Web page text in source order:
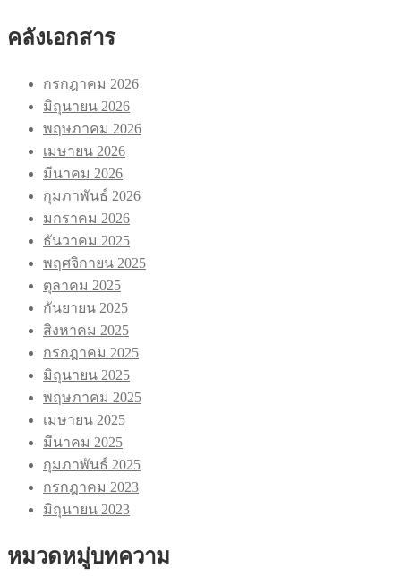
คลังเอกสาร
กรกฎาคม 2026
มิถุนายน 2026
พฤษภาคม 2026
เมษายน 2026
มีนาคม 2026
กุมภาพันธ์ 2026
มกราคม 2026
ธันวาคม 2025
พฤศจิกายน 2025
ตุลาคม 2025
กันยายน 2025
สิงหาคม 2025
กรกฎาคม 2025
มิถุนายน 2025
พฤษภาคม 2025
เมษายน 2025
มีนาคม 2025
กุมภาพันธ์ 2025
กรกฎาคม 2023
มิถุนายน 2023
หมวดหมู่บทความ